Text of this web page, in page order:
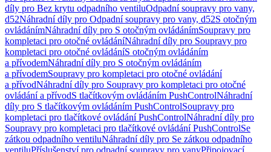
díly pro Bez krytu odpadního ventiluOdpadní soupravy pro vany,
d52Náhradní díly pro Odpadní soupravy pro vany, d52S otočným
ovládánímNáhradní díly pro S otočným ovládánímSoupravy pro
kompletaci pro otočné ovládáníNáhradní díly pro Soupravy pro
kompletaci pro otočné ovládáníS otočným ovládáním
a přívodemNáhradní díly pro S otočným ovládáním
a přívodemSoupravy pro kompletaci pro otočné ovládání
a přívodNáhradní díly pro Soupravy pro kompletaci pro otočné
ovládání a přívodS tlačítkovým ovládáním PushControlNáhradní
díly pro S tlačítkovým ovládáním PushControlSoupravy pro
kompletaci pro tlačítkové ovládání PushControlNáhradní díly pro
Soupravy pro kompletaci pro tlačítkové ovládání PushControlSe
zátkou odpadního ventiluNáhradní díly pro Se zátkou odpadního
ventiluPříslušenství pro odpadní soupravy pro vanyPřipojovací